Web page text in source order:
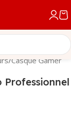
/Casque Gamer
Professionnel